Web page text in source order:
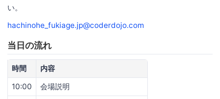
い。
hachinohe_fukiage.jp@coderdojo.com
当日の流れ
時間
内容
10:00
会場説明